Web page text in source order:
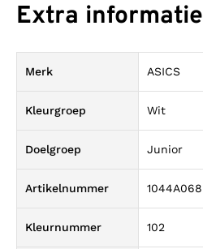
Extra informatie
Merk ASICS
Kleurgroep Wit
Doelgroep Junior
Artikelnummer 1044A068
Kleurnummer 102